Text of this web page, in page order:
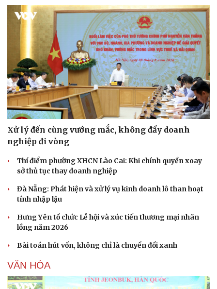
Xử lý đến cùng vướng mắc, không đẩy doanh
nghiệp đi vòng
Thí điểm phường XHCN Lào Cai: Khi chính quyền xoay
sở thủ tục thay doanh nghiệp
Đà Nẵng: Phát hiện và xử lý vụ kinh doanh lô than hoạt
tính nhập lậu
Hưng Yên tổ chức Lễ hội và xúc tiến thương mại nhãn
lồng năm 2026
Bài toán hút vốn, không chỉ là chuyển đổi xanh
VĂN HÓA